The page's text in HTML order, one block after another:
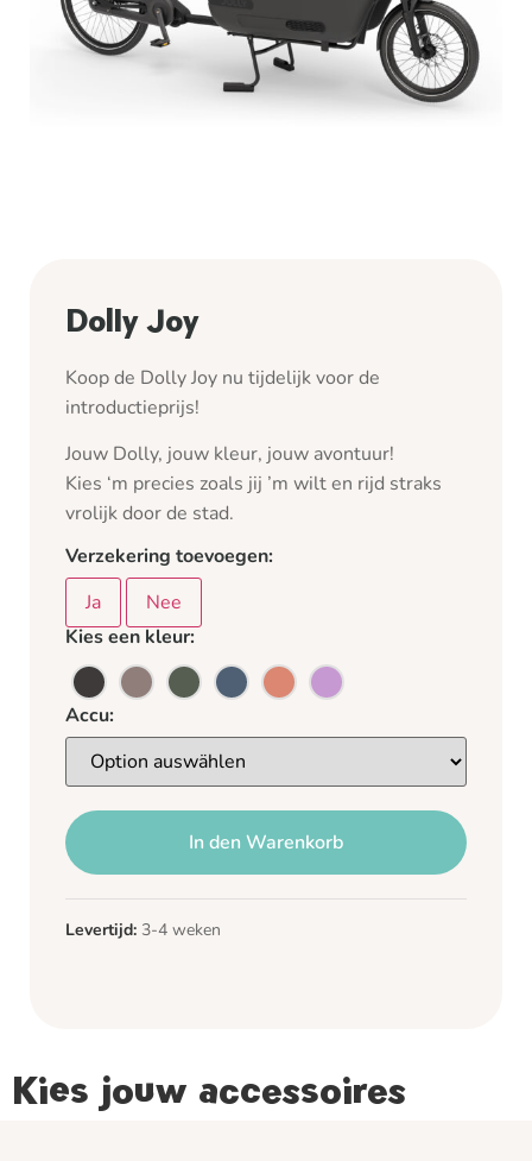
Dolly Joy
Koop de Dolly Joy nu tijdelijk voor de
introductieprijs!
Jouw Dolly, jouw kleur, jouw avontuur!
Kies ‘m precies zoals jij ’m wilt en rijd straks
vrolijk door de stad.
Verzekering toevoegen:
Ja
Nee
Kies een kleur:
Accu:
In den Warenkorb
Levertijd: 3-4 weken
Kies jouw accessoires